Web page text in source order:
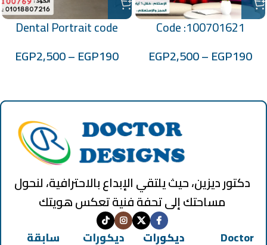
Code :100701621
EGP190
–
EGP2,500
Dental Portrait code
EGP190
–
EGP2,500
دكتور ديزين، حيث يلتقي الإبداع بالاحترافية، لنحول
مساحتك إلى تحفة فنية تعكس هويتك
Doctor ديكورات ديكورات سابقة